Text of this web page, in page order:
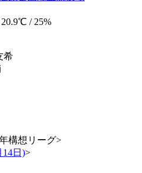
/ 25%
希
構想リーグ>
14日)>